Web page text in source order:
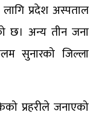
प्रदेश अस्पताल
छ। अन्य तीन जना
सुनारको जिल्ला
प्रहरीले जनाएको